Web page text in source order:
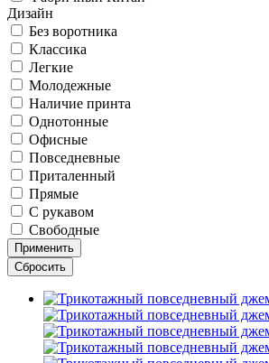
Дизайн
Без воротника
Классика
Легкие
Молодежные
Наличие принта
Однотонные
Офисные
Повседневные
Приталенный
Прямые
С рукавом
Свободные